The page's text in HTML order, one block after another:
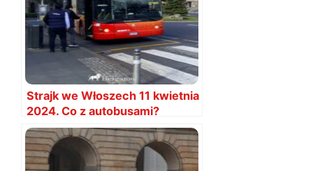
Strajk we Włoszech 11 kwietnia
2024. Co z autobusami?